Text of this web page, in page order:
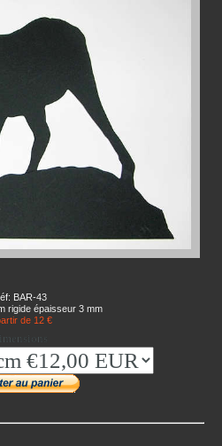
BAR-43
rigide épaisseur 3 mm
de 12 €